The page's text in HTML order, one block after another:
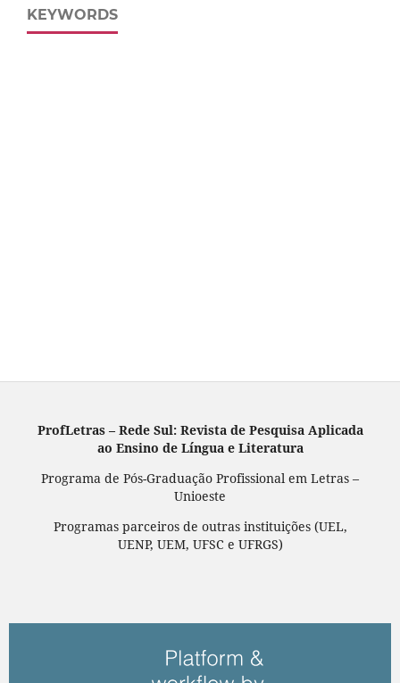
KEYWORDS
ProfLetras – Rede Sul: Revista de Pesquisa Aplicada
ao Ensino de Língua e Literatura
Programa de Pós-Graduação Profissional em Letras –
Unioeste
Programas parceiros de outras instituições (UEL,
UENP, UEM, UFSC e UFRGS)